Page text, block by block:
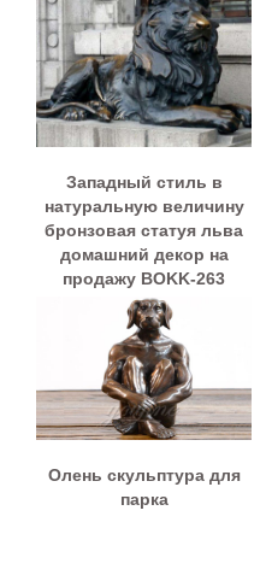
Западный стиль в
натуральную величину
бронзовая статуя льва
домашний декор на
продажу BOKK-263
Олень скульптура для
парка